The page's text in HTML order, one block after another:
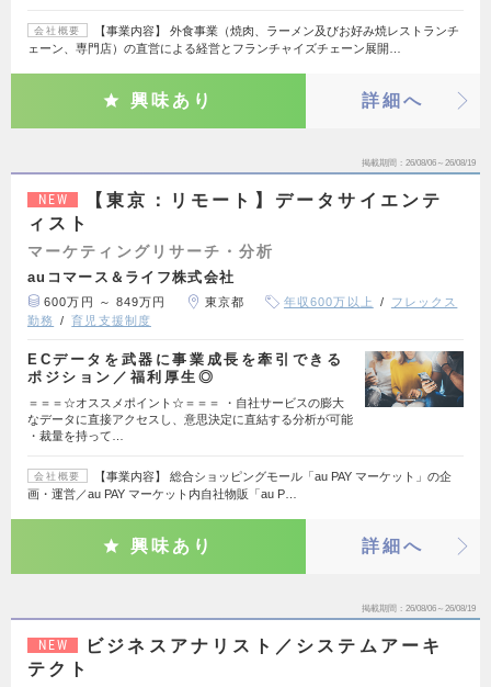
会社概要
【事業内容】 外食事業（焼肉、ラーメン及びお好み焼レストランチ
ェーン、専門店）の直営による経営とフランチャイズチェーン展開…
興味あり 詳細へ
掲載期間 26/08/06～26/08/19
NEW
【東京：リモート】データサイエンテ
ィスト
マーケティングリサーチ・分析
auコマース＆ライフ株式会社
600万円 ～ 849万円 東京都 年収600万以上
フレックス
勤務
育児支援制度
ECデータを武器に事業成長を牽引できる
ポジション／福利厚生◎
＝＝＝☆オススメポイント☆＝＝＝ ・自社サービスの膨大
なデータに直接アクセスし、意思決定に直結する分析が可能
・裁量を持って…
会社概要
【事業内容】 総合ショッピングモール「au PAY マーケット」の企
画・運営／au PAY マーケット内自社物販「au P…
興味あり 詳細へ
掲載期間 26/08/06～26/08/19
NEW
ビジネスアナリスト／システムアーキ
テクト